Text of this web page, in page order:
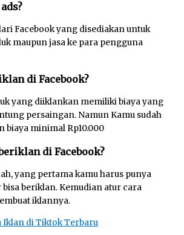
Facebook yang disediakan untuk
maupun jasa ke para pengguna
di Facebook?
yang diiklankan memiliki biaya yang
persaingan. Namun Kamu sudah
biaya minimal Rp10.000
di Facebook?
yang pertama kamu harus punya
bisa beriklan. Kemudian atur cara
iklannya.
Iklan di Tiktok Terbaru